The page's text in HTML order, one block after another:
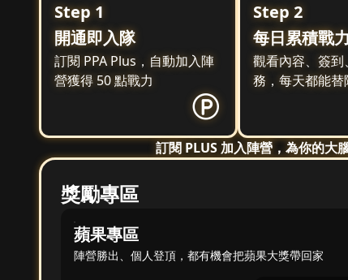
Step 1
開通即入隊
訂閱 PPA Plus，自動加入陣
營獲得 50 點戰力
Step 2
每日累積戰力
觀看內容、簽
務，每天都能
訂閱 PLUS 加入陣營，為你的大
獎勵專區
蘋果專區
陣營勝出、個人登頂，都有機會把蘋果大獎帶回家